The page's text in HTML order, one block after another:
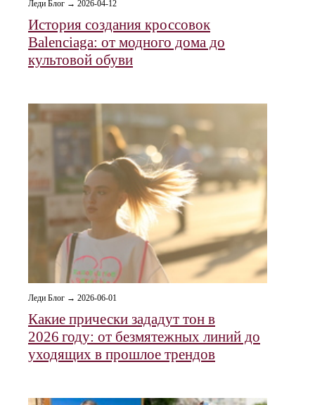
Леди Блог → 2026-04-12
История создания кроссовок
Balenciaga: от модного дома до
культовой обуви
Леди Блог → 2026-06-01
Какие прически зададут тон в
2026 году: от безмятежных линий до
уходящих в прошлое трендов